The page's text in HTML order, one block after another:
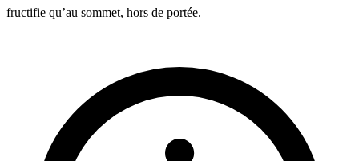
fructifie qu’au sommet, hors de portée.